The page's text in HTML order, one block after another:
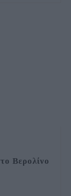
Βερολίνο